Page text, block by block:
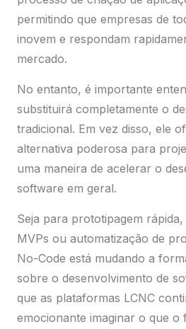
permitindo que empresas de
inovem e respondam
mercado.
No entanto, é importante
substituirá completamente o
tradicional. Em vez disso, ele
alternativa poderosa para
uma maneira de acelerar o
software em geral.
Seja para prototipagem
MVPs ou automatização de
No-Code está mudando a
sobre o desenvolvimento de
que as plataformas LCNC
emocionante imaginar o que